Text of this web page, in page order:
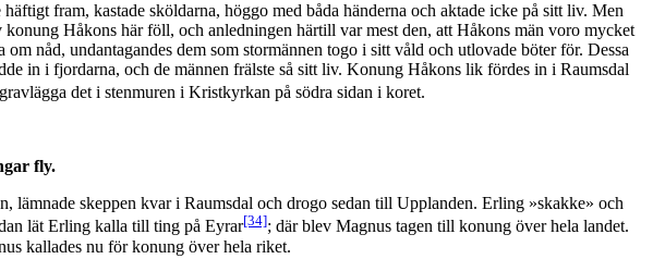
fram, kastade sköldarna, höggo med båda händerna och aktade icke på sitt liv. Men
Håkons här föll, och anledningen härtill var mest den, att Håkons män voro mycket
nåd, undantagandes dem som stormännen togo i sitt våld och utlovade böter för. Dessa
in i fjordarna, och de männen frälste så sitt liv. Konung Håkons lik fördes in i Raumsdal
det i stenmuren i Kristkyrkan på södra sidan i koret.
fly.
skeppen kvar i Raumsdal och drogo sedan till Upplanden. Erling »skakke» och
lät Erling kalla till ting på Eyrar[34]; där blev Magnus tagen till konung över hela landet.
kallades nu för konung över hela riket.